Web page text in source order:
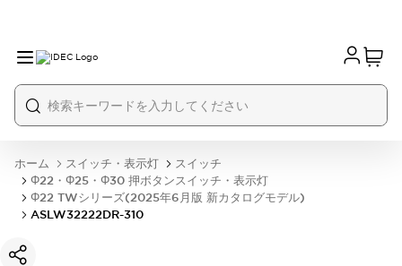
ホーム スイッチ・表示灯
スイッチ
Φ22・Φ25・Φ30 押ボタンスイッチ・表示灯
Φ22 TWシリーズ(2025年6月版 新カタログモデル)
ASLW32222DR-310